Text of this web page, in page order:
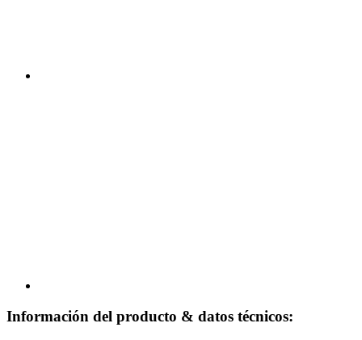
Información del producto & datos técnicos: